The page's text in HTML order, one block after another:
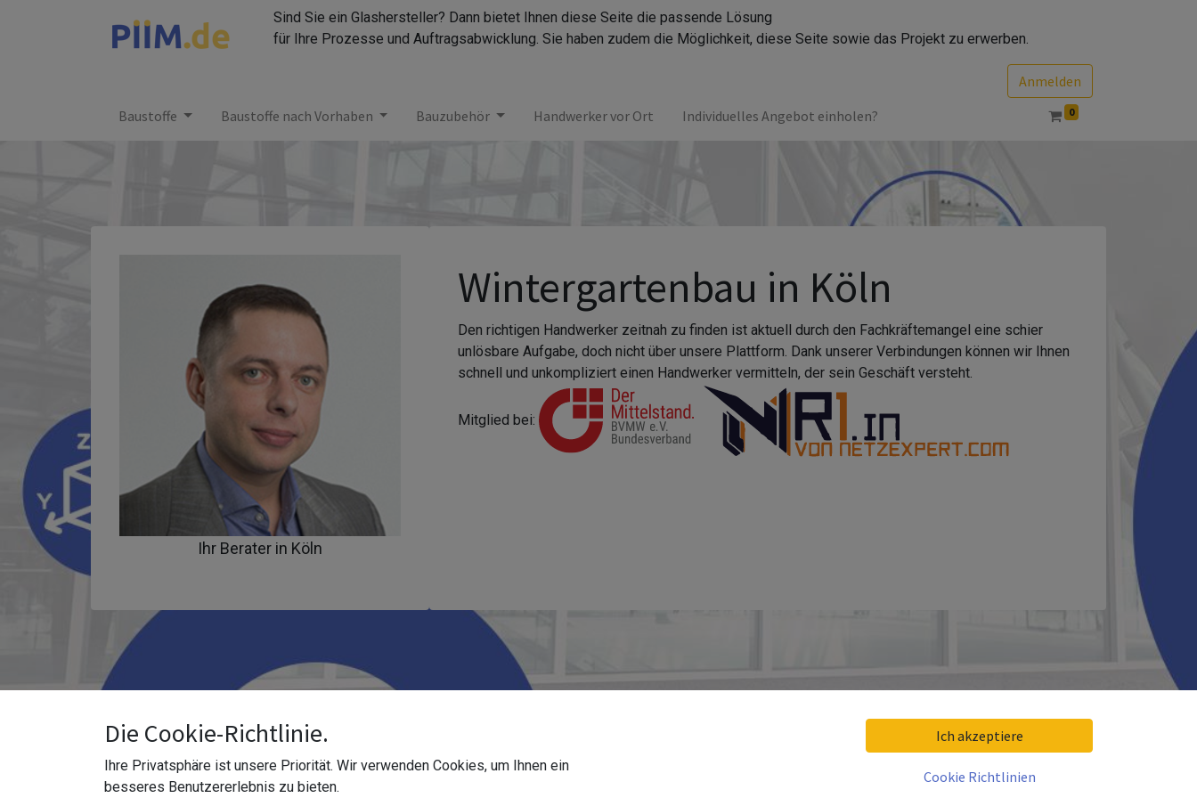
Sind Sie ein Glashersteller? Dann bietet Ihnen diese Seite die passende Lösung
für Ihre Prozesse und Auftragsabwicklung. Sie haben zudem die Möglichkeit, diese Seite sowie das Projekt zu erwerben.
Anmelden
Baustoffe
Baustoffe nach Vorhaben Bauzubehör Handwerker vor Ort Individuelles Angebot einholen? 0
Ihr Berater in Köln
Wintergartenbau in Köln
Den richtigen Handwerker zeitnah zu finden ist aktuell durch den Fachkräftemangel eine schier
unlösbare Aufgabe, doch nicht über unsere Plattform. Dank unserer Verbindungen können wir Ihnen
schnell und unkompliziert einen Handwerker vermitteln, der sein Geschäft versteht.
Mitglied bei:
Die Cookie-Richtlinie.
Ihre Privatsphäre ist unsere Priorität. Wir verwenden Cookies, um Ihnen ein
besseres Benutzererlebnis zu bieten.
Ich akzeptiere
Cookie Richtlinien